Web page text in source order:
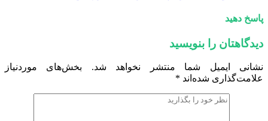
پاسخ دهید
دیدگاهتان را بنویسید
نشانی ایمیل شما منتشر نخواهد شد.
بخش‌های موردنیاز
علامت‌گذاری شده‌اند *